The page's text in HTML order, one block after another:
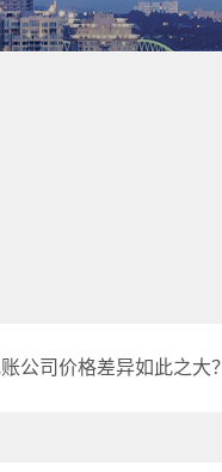
公司价格差异如此之大？